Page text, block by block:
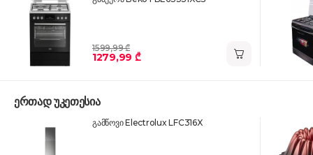
1599,99 ₾
1279,99 ₾
ერთად უკეთესია
გამწოვი Electrolux LFC316X